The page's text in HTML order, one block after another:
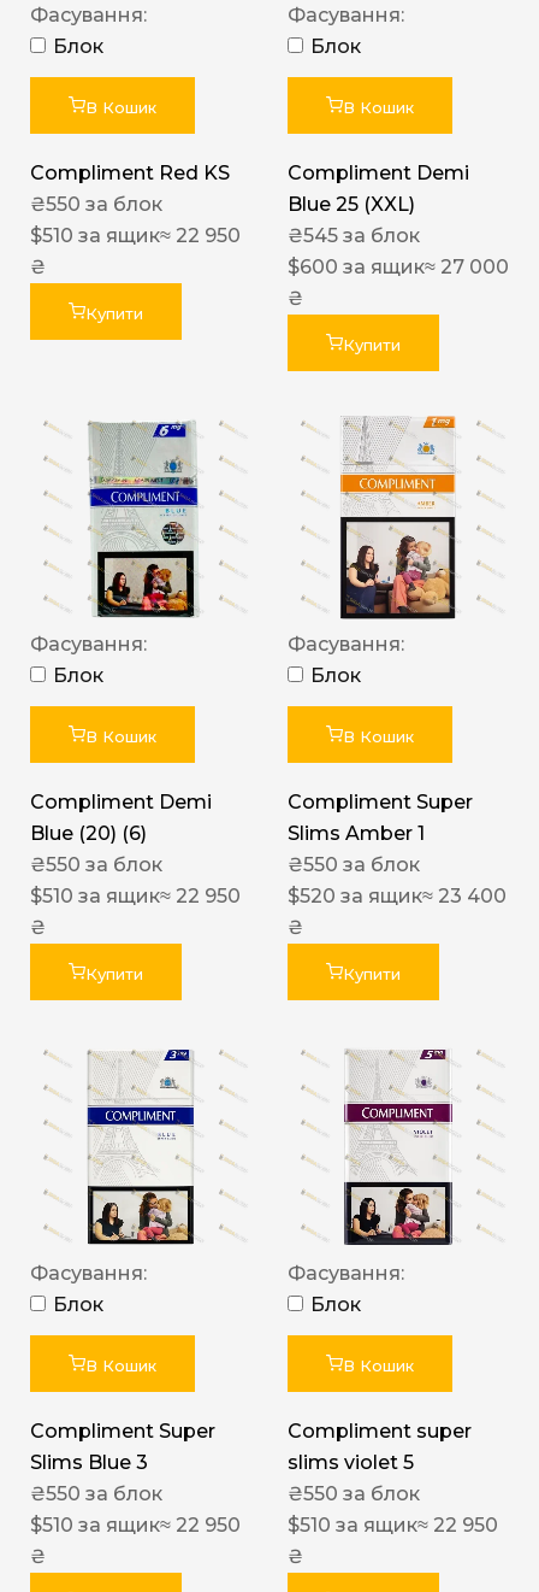
Фасування:
Блок
В Кошик
Compliment Red KS
₴550 за блок
$510 за ящик≈ 22 950
₴
Купити
Фасування:
Блок
В Кошик
Compliment Demi
Blue 25 (XXL)
₴545 за блок
$600 за ящик≈ 27 000
₴
Купити
Фасування:
Блок
В Кошик
Compliment Demi
Blue (20) (6)
₴550 за блок
$510 за ящик≈ 22 950
₴
Купити
Фасування:
Блок
В Кошик
Compliment Super
Slims Amber 1
₴550 за блок
$520 за ящик≈ 23 400
₴
Купити
Фасування:
Блок
В Кошик
Compliment Super
Slims Blue 3
₴550 за блок
$510 за ящик≈ 22 950
₴
Фасування:
Блок
В Кошик
Compliment super
slims violet 5
₴550 за блок
$510 за ящик≈ 22 950
₴